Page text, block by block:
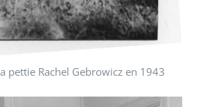
pettie Rachel Gebrowicz en 1943